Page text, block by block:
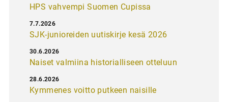
HPS vahvempi Suomen Cupissa
SJK-junioreiden uutiskirje kesä 2026
7.7.2026
Naiset valmiina historialliseen otteluun
30.6.2026
Kymmenes voitto putkeen naisille
28.6.2026